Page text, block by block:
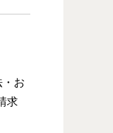
お
求